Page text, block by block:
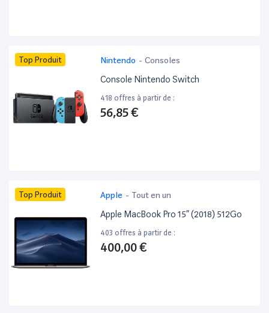
Top Produit Nintendo - Consoles
Console Nintendo Switch
418 offres à partir de :
56,85 €
Top Produit Apple - Tout en un
Apple MacBook Pro 15” (2018) 512Go
403 offres à partir de :
400,00 €